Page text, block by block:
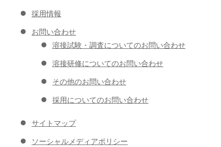
採用情報
お問い合わせ
溶接試験・調査についてのお問い合わせ
溶接研修についてのお問い合わせ
その他のお問い合わせ
採用についてのお問い合わせ
サイトマップ
ソーシャルメディアポリシー